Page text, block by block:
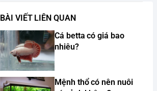
BÀI VIẾT LIÊN QUAN
Cá betta có giá bao
nhiêu?
Mệnh thổ có nên nuôi